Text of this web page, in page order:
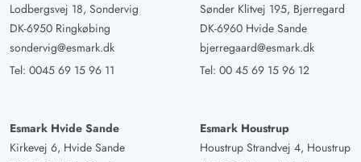
Lodbergsvej 18, Sondervig
DK-6950 Ringkøbing
sondervig@esmark.dk
Tel: 0045 69 15 96 11
Sønder Klitvej 195, Bjerregard
DK-6960 Hvide Sande
bjerregaard@esmark.dk
Tel: 00 45 69 15 96 12
Esmark Hvide Sande
Kirkevej 6, Hvide Sande
Esmark Houstrup
Houstrup Strandvej 4, Houstrup